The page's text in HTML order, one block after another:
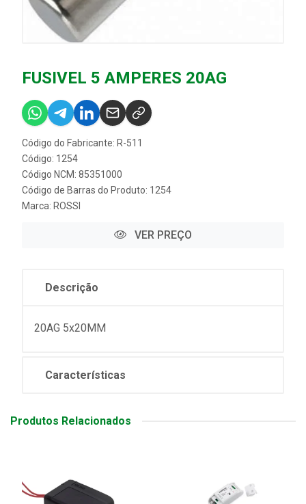
FUSIVEL 5 AMPERES 20AG
Código do Fabricante: R-511
Código: 1254
Código NCM: 85351000
Código de Barras do Produto: 1254
Marca: ROSSI
VER PREÇO
Descrição
20AG 5x20MM
Características
Produtos Relacionados